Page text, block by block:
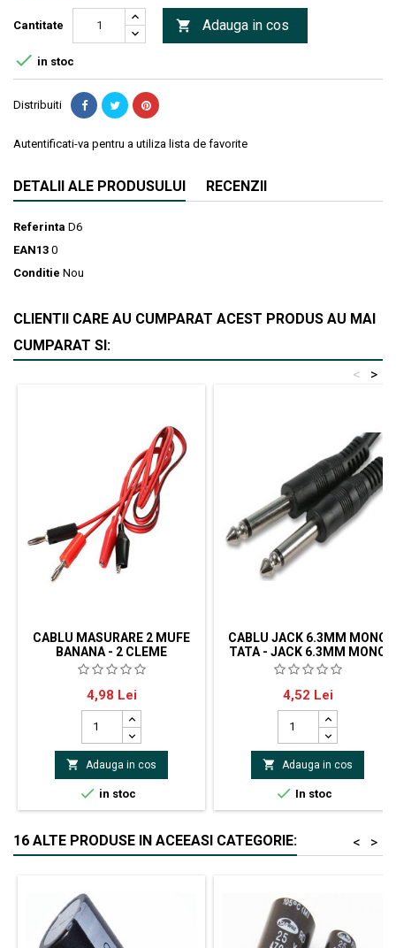
Cantitate  Adauga in cos
 in stoc
Distribuiti
Autentificati-va pentru a utiliza lista de favorite
DETALII ALE PRODUSULUI RECENZII
Referinta D6
EAN13 0
Conditie Nou
CLIENTII CARE AU CUMPARAT ACEST PRODUS AU MAI
CUMPARAT SI:
>
<
CABLU MASURARE 2 MUFE
BANANA - 2 CLEME
CROCODIL 1M
Cablu masurare 2 mufe banana -
Pret
4,98 Lei
 Adauga in cos
 in stoc
CABLU JACK 6.3MM MONO
TATA - JACK 6.3MM MONO
TATA 1.5M
Cablu jack 6.3 mo. tata - jack 6.3
Pret
4,52 Lei
 Adauga in cos
 In stoc
16 ALTE PRODUSE IN ACEEASI CATEGORIE: >
<